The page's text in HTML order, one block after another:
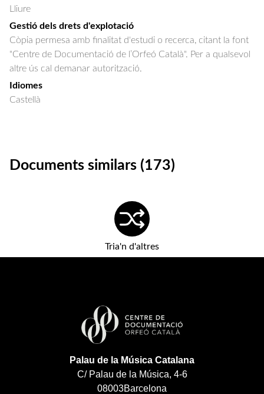
Lliure
Gestió dels drets d'explotació
Còpia permesa amb finalitat d'estudi o recerca, citant la font
"Centre de Documentació de l’Orfeó Català". Per a qualsevol
altre ús cal demanar autorització.
Idiomes
Castellà
Documents similars (173)
Tria'n d'altres
Palau de la Música Catalana
C/ Palau de la Música, 4-6
08003Barcelona